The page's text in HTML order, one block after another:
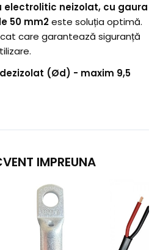
electrolitic neizolat, cu gaura
50 mm2este soluția optimă.
care garantează siguranță
(Ød) - maxim 9,5
IMPREUNA